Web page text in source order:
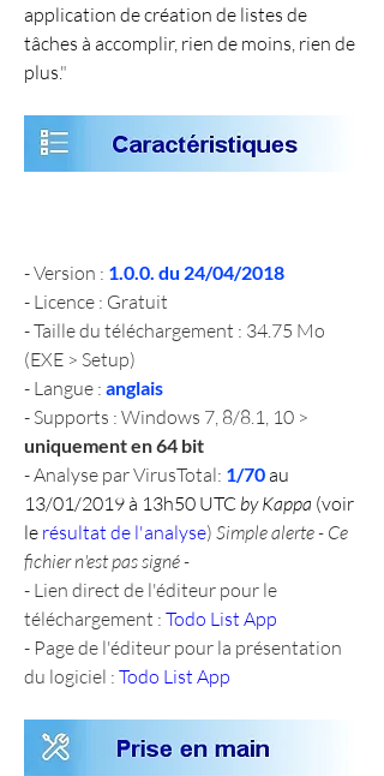
application de création de listes de
tâches à accomplir, rien de moins, rien de
plus."
- Version : 1.0.0. du 24/04/2018
- Licence : Gratuit
- Taille du téléchargement : 34.75 Mo
(EXE > Setup)
- Langue : anglais
uniquement en 64 bit
- Analyse par VirusTotal: 1/70 au
13/01/2019 à 13h50 UTC by Kappa (voir
le résultat de l'analyse) Simple alerte - Ce
fichier n'est pas signé -
- Lien direct de l'éditeur pour le
téléchargement : Todo List App
- Page de l'éditeur pour la présentation
du logiciel : Todo List App